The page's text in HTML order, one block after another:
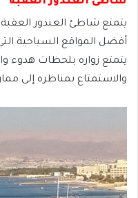
يتمتع شاطئ الغندور العقبة
أفضل المواقع السياحية
يتمتع زواره بلحظات هدوء
والاستمتاع بمناظره إلى